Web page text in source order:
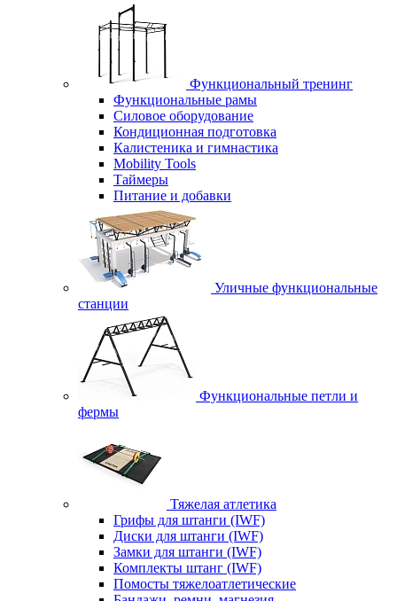
Функциональный тренинг
Функциональные рамы
Силовое оборудование
Кондиционная подготовка
Калистеника и гимнастика
Mobility Tools
Таймеры
Питание и добавки
Уличные функциональные
станции
Функциональные петли и
фермы
Тяжелая атлетика
Грифы для штанги (IWF)
Диски для штанги (IWF)
Замки для штанги (IWF)
Комплекты штанг (IWF)
Помосты тяжелоатлетические